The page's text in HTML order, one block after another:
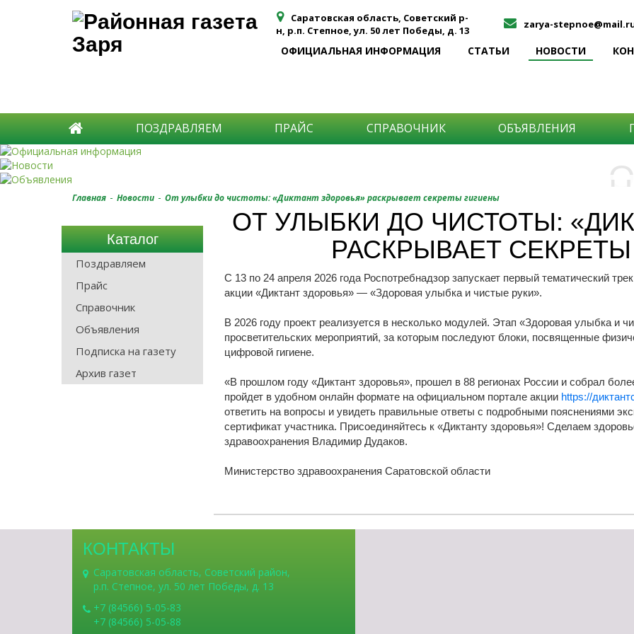
Саратовская область, Советский р-
н, р.п. Степное, ул. 50 лет Победы, д. 13
zarya-
ОФИЦИАЛЬНАЯ ИНФОРМАЦИЯ СТАТЬИ НОВОСТИ
ПОЗДРАВЛЯЕМ ПРАЙС СПРАВОЧНИК ОБЪЯВЛЕНИЯ
-
-
-
Главная - Новости - От улыбки до чистоты: «Диктант здоровья» раскрывает секреты гигиены
Каталог
Поздравляем
Прайс
Справочник
Объявления
Подписка на газету
Архив газет
ОТ УЛЫБКИ ДО ЧИСТОТЫ:
РАСКРЫВАЕТ
С 13 по 24 апреля 2026 года Роспотребнадзор запускает первый тематический
акции «Диктант здоровья» — «Здоровая улыбка и чистые руки».
В 2026 году проект реализуется в несколько модулей. Этап «Здоровая улыбка и
просветительских мероприятий, за которым последуют блоки, посвященные
цифровой гигиене.
«В прошлом году «Диктант здоровья», прошел в 88 регионах России и собрал
пройдет в удобном онлайн формате на официальном портале акции https://
ответить на вопросы и увидеть правильные ответы с подробными пояснениями
сертификат участника. Присоединяйтесь к «Диктанту здоровья»! Сделаем
здравоохранения Владимир Дудаков.
Министерство здравоохранения Саратовской области
КОНТАКТЫ
Саратовская область, Советский район,
р.п. Степное, ул. 50 лет Победы, д. 13
+7 (84566) 5-05-83
+7 (84566) 5-05-88